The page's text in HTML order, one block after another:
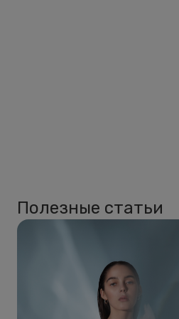
Полезные статьи